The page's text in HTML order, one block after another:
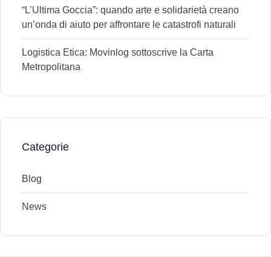
“L’Ultima Goccia”: quando arte e solidarietà creano
un’onda di aiuto per affrontare le catastrofi naturali
Logistica Etica: Movinlog sottoscrive la Carta
Metropolitana
Categorie
Blog
News